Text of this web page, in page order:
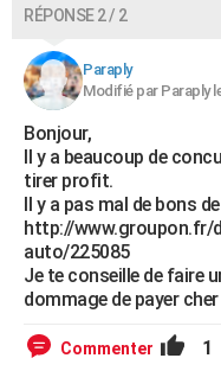
RÉPONSE 2 / 2
Paraply
Modifié par Paraply
Bonjour,
Il y a beaucoup de
tirer profit.
Il y a pas mal de bons
http://www.groupon.fr/
auto/225085
Je te conseille de faire
dommage de payer
Commenter 1